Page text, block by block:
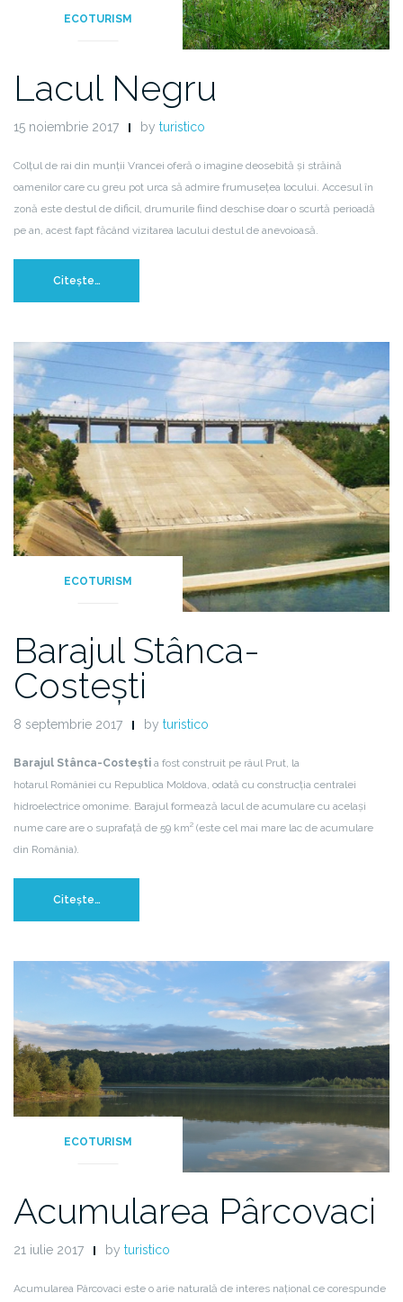
ECOTURISM
Lacul Negru
15 noiembrie 2017 by turistico
Colțul de rai din munții Vrancei oferă o imagine deosebită și străină
oamenilor care cu greu pot urca să admire frumusețea locului. Accesul în
zonă este destul de dificil, drumurile fiind deschise doar o scurtă perioadă
pe an, acest fapt făcând vizitarea lacului destul de anevoioasă.
Citește…
ECOTURISM
Barajul Stânca-
Costești
8 septembrie 2017 by turistico
Barajul Stânca-Costești a fost construit pe râul Prut, la
hotarul României cu Republica Moldova, odată cu construcția centralei
hidroelectrice omonime. Barajul formează lacul de acumulare cu același
nume care are o suprafață de 59 km² (este cel mai mare lac de acumulare
din România).
Citește…
ECOTURISM
Acumularea Pârcovaci
21 iulie 2017 by turistico
Acumularea Pârcovaci este o arie naturală de interes național ce corespunde